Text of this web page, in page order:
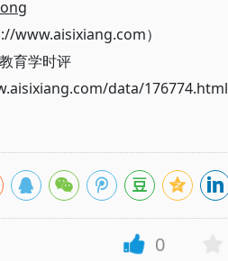
www.aisixiang.com）
教育学时评
data/176774.html
0